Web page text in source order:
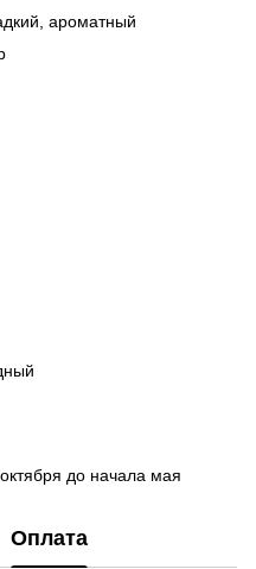
ароматный
до начала мая
Оплата